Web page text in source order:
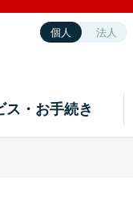
個人 法人
ス・お手続き